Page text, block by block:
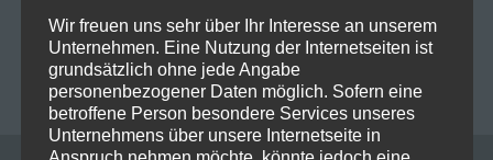
haben die Bühne…Read more
CASSANDRA WOLF
Wir freuen uns sehr über Ihr Interesse an unserem
Unternehmen. Eine Nutzung der Internetseiten ist
grundsätzlich ohne jede Angabe
personenbezogener Daten möglich. Sofern eine
betroffene Person besondere Services unseres
Unternehmens über unsere Internetseite in